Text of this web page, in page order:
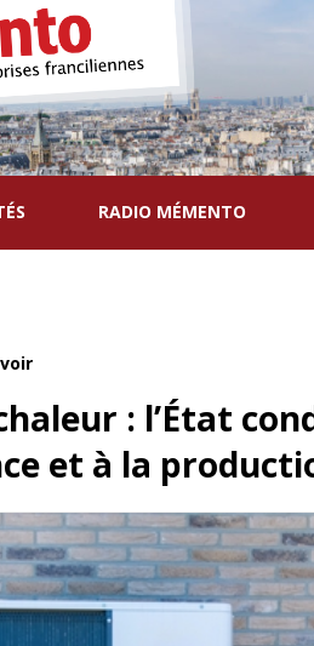
RADIO MÉMENTO
: l’État
et à la